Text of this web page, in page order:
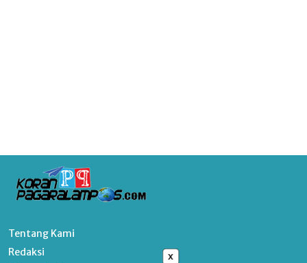
x
Tentang Kami
Redaksi